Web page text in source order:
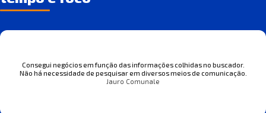
Consegui negócios em função das informações colhidas no buscador.
Não há necessidade de pesquisar em diversos meios de comunicação.
Jauro Comunale